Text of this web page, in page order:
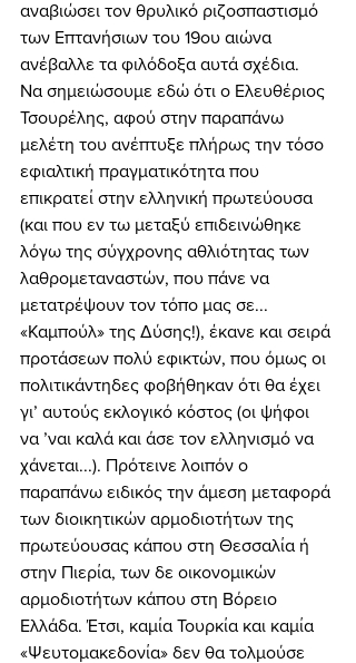
αναβιώσει τον θρυλικό ριζοσπαστισμό
των Επτανήσιων του 19ου αιώνα
ανέβαλλε τα φιλόδοξα αυτά σχέδια.
Να σημειώσουμε εδώ ότι ο Ελευθέριος
Τσουρέλης, αφού στην παραπάνω
μελέτη του ανέπτυξε πλήρως την τόσο
εφιαλτική πραγματικότητα που
επικρατεί στην ελληνική πρωτεύουσα
(και που εν τω μεταξύ επιδεινώθηκε
λόγω της σύγχρονης αθλιότητας των
λαθρομεταναστών, που πάνε να
μετατρέψουν τον τόπο μας σε...
«Καμπούλ» της Δύσης!), έκανε και σειρά
προτάσεων πολύ εφικτών, που όμως οι
πολιτικάντηδες φοβήθηκαν ότι θα έχει
γι’ αυτούς εκλογικό κόστος (οι ψήφοι
να ’ναι καλά και άσε τον ελληνισμό να
χάνεται...). Πρότεινε λοιπόν ο
παραπάνω ειδικός την άμεση μεταφορά
των διοικητικών αρμοδιοτήτων της
πρωτεύουσας κάπου στη Θεσσαλία ή
στην Πιερία, των δε οικονομικών
αρμοδιοτήτων κάπου στη Βόρειο
Ελλάδα. Έτσι, καμία Τουρκία και καμία
«Ψευτομακεδονία» δεν θα τολμούσε